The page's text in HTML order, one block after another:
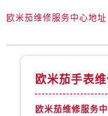
欧米茄维修服务中心地址
欧米茄手表
欧米茄维修服务